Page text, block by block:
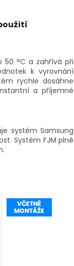
50 °C a zahřívá při
k vyrovnání
rychle dosáhne
a příjemné
systém Samsung
Systém FJM plně